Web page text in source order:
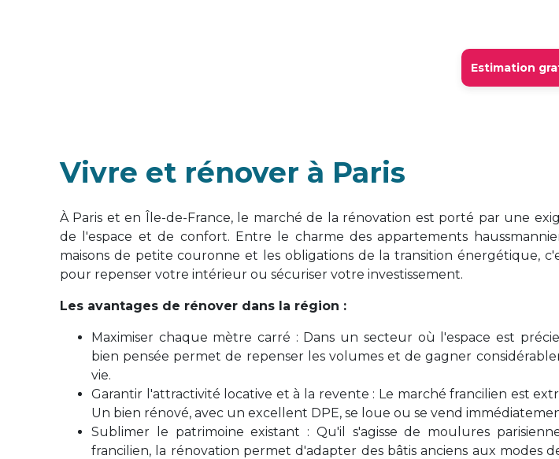
Estimation
Vivre et rénover à Paris
À Paris et en Île-de-France, le marché de la rénovation est porté par une
de l'espace et de confort. Entre le charme des appartements
maisons de petite couronne et les obligations de la transition énergétique,
pour repenser votre intérieur ou sécuriser votre investissement.
Les avantages de rénover dans la région :
Maximiser chaque mètre carré : Dans un secteur où l'espace est
bien pensée permet de repenser les volumes et de gagner
vie.
Garantir l'attractivité locative et à la revente : Le marché francilien est
Un bien rénové, avec un excellent DPE, se loue ou se vend
Sublimer le patrimoine existant : Qu'il s'agisse de moulures
francilien, la rénovation permet d'adapter des bâtis anciens aux modes